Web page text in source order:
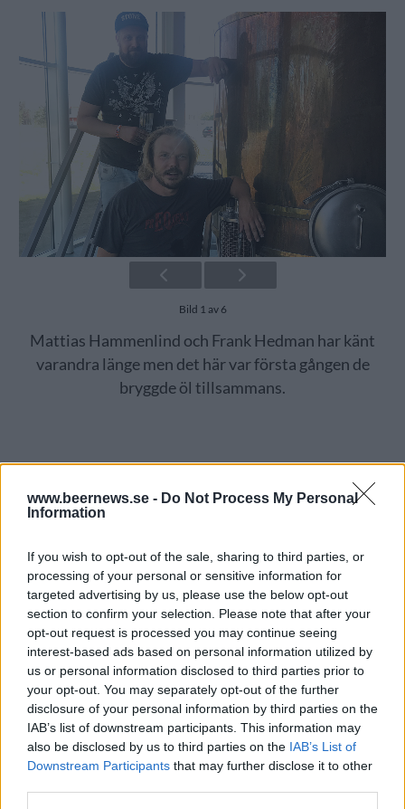
www.beernews.se - Do Not Process My Personal
Information
If you wish to opt-out of the sale, sharing to third parties, or
processing of your personal or sensitive information for
targeted advertising by us, please use the below opt-out
section to confirm your selection. Please note that after your
opt-out request is processed you may continue seeing
interest-based ads based on personal information utilized by
us or personal information disclosed to third parties prior to
your opt-out. You may separately opt-out of the further
disclosure of your personal information by third parties on the
IAB’s list of downstream participants. This information may
also be disclosed by us to third parties on the IAB’s List of
Downstream Participants that may further disclose it to other
Bild 1 av 6
Mattias Hammenlind och Frank Hedman har känt
varandra länge men det här var första gången de
bryggde öl tillsammans.